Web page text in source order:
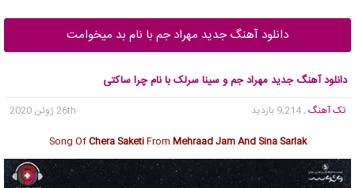
دانلود آهنگ جدید مهراد جم با نام بد میخوامت
دانلود آهنگ جدید مهراد جم و سینا سرلک با نام چرا ساکتی
تک آهنگ , 9,214 بازدید
26th ژوئن 2020
Song OfChera SaketiFrom Mehraad Jam And Sina Sarlak